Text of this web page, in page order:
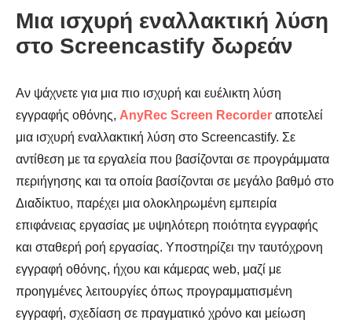
Μια ισχυρή εναλλακτική λύση
στο Screencastify δωρεάν
Αν ψάχνετε για μια πιο ισχυρή και ευέλικτη λύση
εγγραφής οθόνης, AnyRec Screen Recorder αποτελεί
μια ισχυρή εναλλακτική λύση στο Screencastify. Σε
αντίθεση με τα εργαλεία που βασίζονται σε προγράμματα
περιήγησης και τα οποία βασίζονται σε μεγάλο βαθμό στο
Διαδίκτυο, παρέχει μια ολοκληρωμένη εμπειρία
επιφάνειας εργασίας με υψηλότερη ποιότητα εγγραφής
και σταθερή ροή εργασίας. Υποστηρίζει την ταυτόχρονη
εγγραφή οθόνης, ήχου και κάμερας web, μαζί με
προηγμένες λειτουργίες όπως προγραμματισμένη
εγγραφή, σχεδίαση σε πραγματικό χρόνο και μείωση